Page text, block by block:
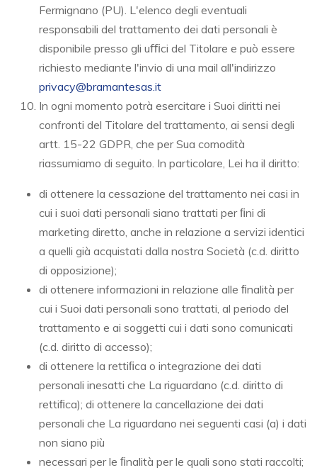
Fermignano (PU). L'elenco degli eventuali
responsabili del trattamento dei dati personali è
disponibile presso gli uﬃci del Titolare e può essere
richiesto mediante l'invio di una mail all'indirizzo
privacy@bramantesas.it
In ogni momento potrà esercitare i Suoi diritti nei
confronti del Titolare del trattamento, ai sensi degli
artt. 15-22 GDPR, che per Sua comodità
riassumiamo di seguito. In particolare, Lei ha il diritto:
di ottenere la cessazione del trattamento nei casi in
cui i suoi dati personali siano trattati per ﬁni di
marketing diretto, anche in relazione a servizi identici
a quelli già acquistati dalla nostra Società (c.d. diritto
di opposizione);
di ottenere informazioni in relazione alle ﬁnalità per
cui i Suoi dati personali sono trattati, al periodo del
trattamento e ai soggetti cui i dati sono comunicati
(c.d. diritto di accesso);
di ottenere la rettiﬁca o integrazione dei dati
personali inesatti che La riguardano (c.d. diritto di
rettiﬁca); di ottenere la cancellazione dei dati
personali che La riguardano nei seguenti casi (a) i dati
non siano più
necessari per le ﬁnalità per le quali sono stati raccolti;